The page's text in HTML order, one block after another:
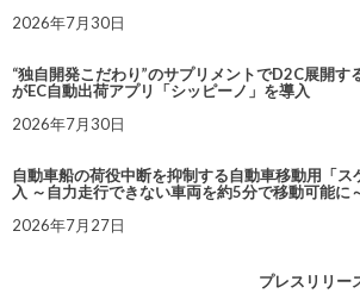
2026年7月30日
“独自開発こだわり”のサプリメントでD2C展開す
がEC自動出荷アプリ「シッピーノ」を導入
2026年7月30日
自動車船の荷役中断を抑制する自動車移動用「ス
入 ～自力走行できない車両を約5分で移動可能に
2026年7月27日
プレスリリー